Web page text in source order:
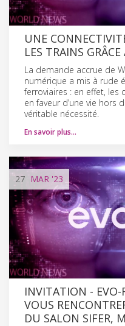
UNE
LES TRAINS
La demande accrue de
numérique a mis à rude
ferroviaires : en effet,
en faveur d’une vie hors
véritable nécessité.
En savoir plus…
27 MAR '23
INVITATION - EVO-
VOUS
DU SALON SIFER,